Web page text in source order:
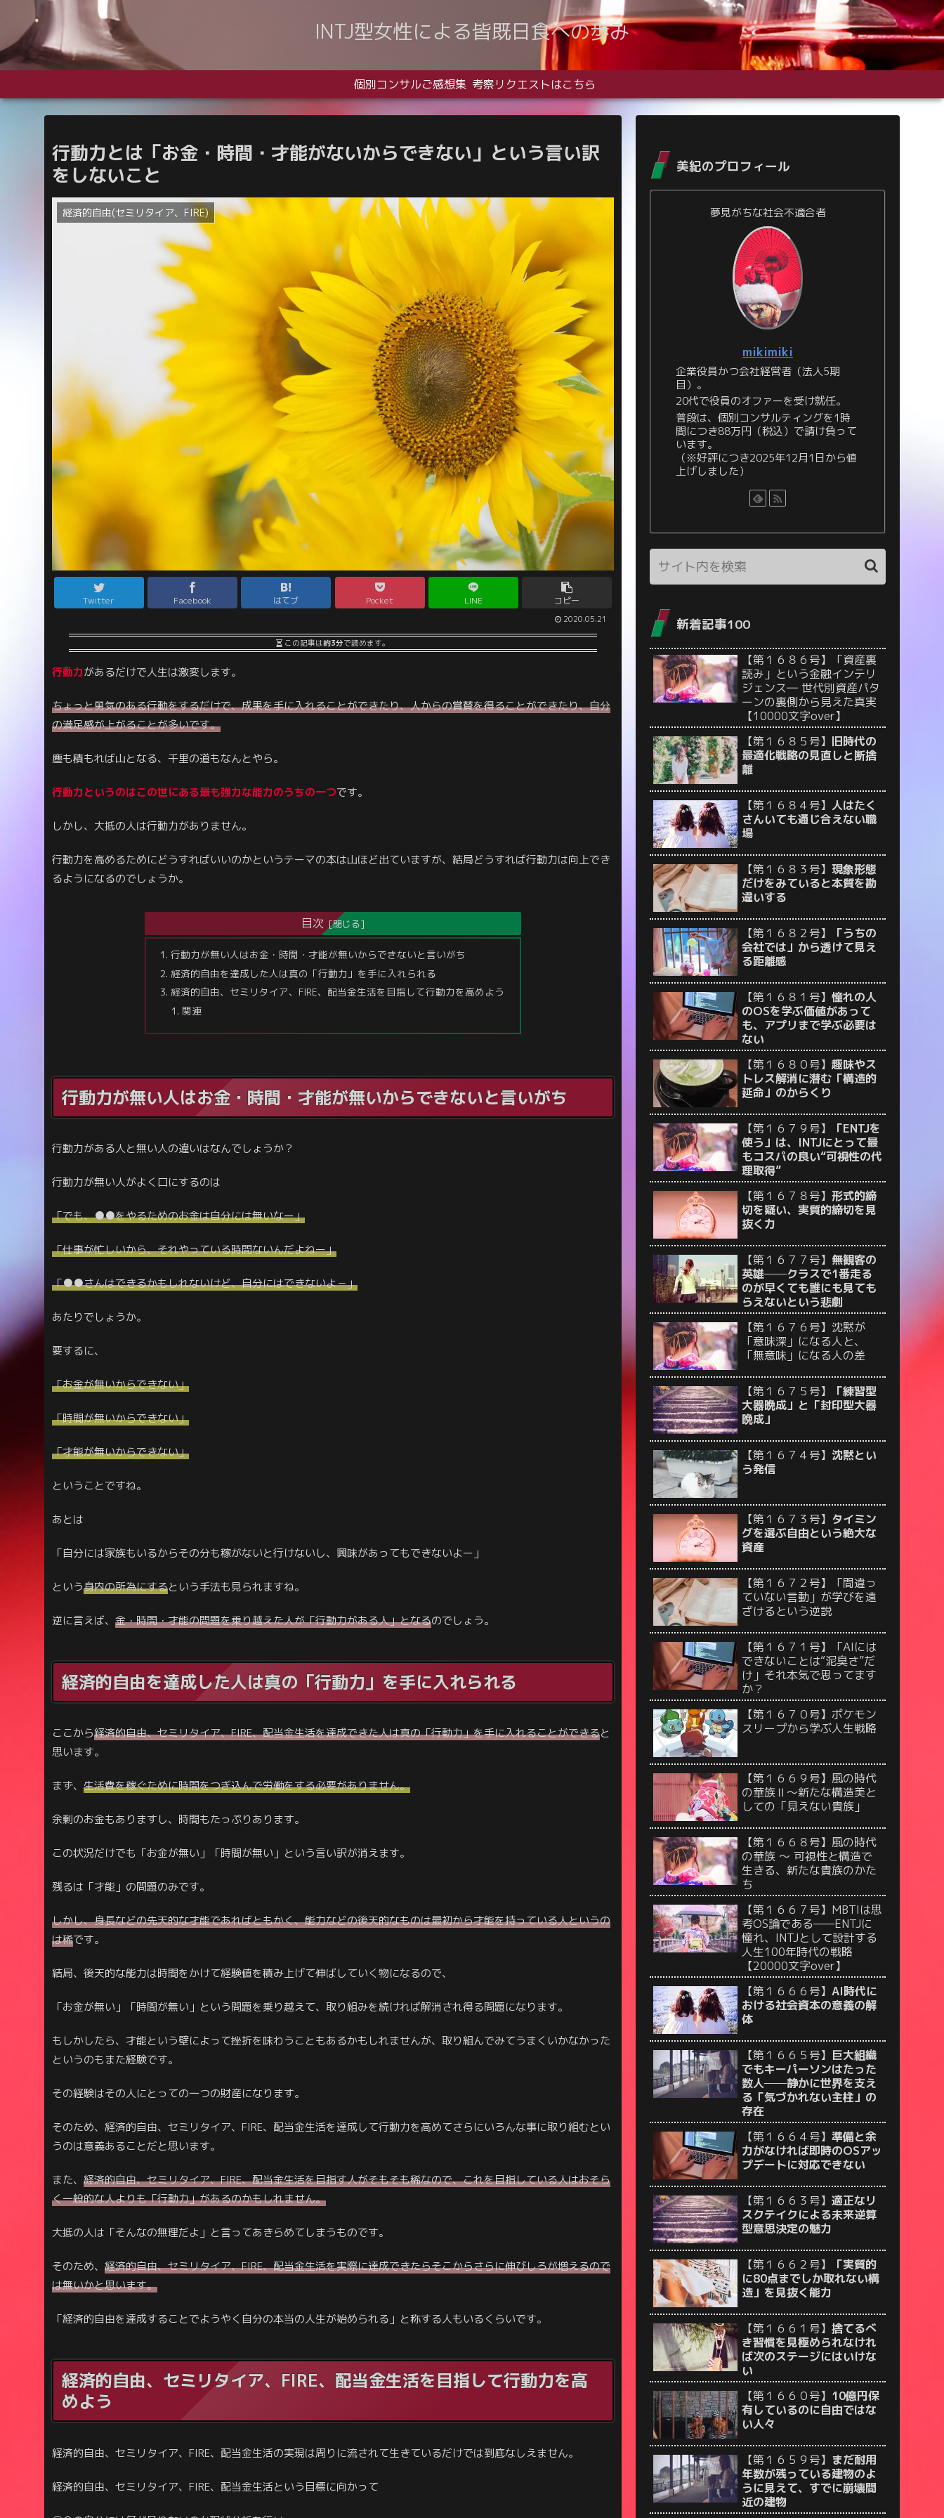
INTJ型女性による皆既日食への歩み
個別コンサルご感想集 考察リクエストはこちら
行動力とは「お金・時間・才能がないからできない」という言い訳
をしないこと
経済的自由(セミリタイア、FIRE)
Twitter Facebook はてブ Pocket LINE コピー
2020.05.21
この記事は約3分で読めます。
行動力があるだけで人生は激変します。
ちょっと勇気のある行動をするだけで、成果を手に入れることができたり、人からの賞賛を得ることができたり、自分
の満足感が上がることが多いです。
塵も積もれば山となる、千里の道もなんとやら。
行動力というのはこの世にある最も強力な能力のうちの一つです。
しかし、大抵の人は行動力がありません。
行動力を高めるためにどうすればいいのかというテーマの本は山ほど出ていますが、結局どうすれば行動力は向上でき
るようになるのでしょうか。
目次
行動力が無い人はお金・時間・才能が無いからできないと言いがち
経済的自由を達成した人は真の「行動力」を手に入れられる
経済的自由、セミリタイア、FIRE、配当金生活を目指して行動力を高めよう
関連
行動力が無い人はお金・時間・才能が無いからできないと言いがち
行動力がある人と無い人の違いはなんでしょうか？
行動力が無い人がよく口にするのは
「でも、●●をやるためのお金は自分には無いなー」
「仕事が忙しいから、それやっている時間ないんだよねー」
「●●さんはできるかもしれないけど、自分にはできないよ－」
あたりでしょうか。
要するに、
「お金が無いからできない」
「時間が無いからできない」
「才能が無いからできない」
ということですね。
あとは
「自分には家族もいるからその分も稼がないと行けないし、興味があってもできないよー」
という身内の所為にするという手法も見られますね。
逆に言えば、 金・時間・才能の問題を乗り越えた人が「行動力がある人」となるのでしょう。
経済的自由を達成した人は真の「行動力」を手に入れられる
ここから経済的自由、セミリタイア、FIRE、配当金生活を達成できた人は真の「行動力」を手に入れることができると
思います。
まず、 生活費を稼ぐために時間をつぎ込んで労働をする必要がありません。
余剰のお金もありますし、時間もたっぷりあります。
この状況だけでも「お金が無い」「時間が無い」という言い訳が消えます。
残るは「才能」の問題のみです。
しかし、身長などの先天的な才能であればともかく、能力などの後天的なものは最初から才能を持っている人というの
は稀です。
結局、後天的な能力は時間をかけて経験値を積み上げて伸ばしていく物になるので、
「お金が無い」「時間が無い」という問題を乗り越えて、取り組みを続ければ解消され得る問題になります。
もしかしたら、才能という壁によって挫折を味わうこともあるかもしれませんが、取り組んでみてうまくいかなかった
というのもまた経験です。
その経験はその人にとっての一つの財産になります。
そのため、経済的自由、セミリタイア、FIRE、配当金生活を達成して行動力を高めてさらにいろんな事に取り組むとい
うのは意義あることだと思います。
また、 経済的自由、セミリタイア、FIRE、配当金生活を目指す人がそもそも稀なので、これを目指している人はおそら
く一般的な人よりも「行動力」があるのかもしれません。
大抵の人は「そんなの無理だよ」と言ってあきらめてしまうものです。
そのため、 経済的自由、セミリタイア、FIRE、配当金生活を実際に達成できたらそこからさらに伸びしろが増えるので
は無いかと思います。
「経済的自由を達成することでようやく自分の本当の人生が始められる」と称する人もいるくらいです。
経済的自由、セミリタイア、FIRE、配当金生活を目指して行動力を高
めよう
経済的自由、セミリタイア、FIRE、配当金生活の実現は周りに流されて生きているだけでは到底なしえません。
経済的自由、セミリタイア、FIRE、配当金生活という目標に向かって
美紀のプロフィール
夢見がちな社会不適合者
mikimiki
企業役員かつ会社経営者（法人5期
目）。
20代で役員のオファーを受け就任。
普段は、個別コンサルティングを1時
間につき88万円（税込）で請け負って
います。
（※好評につき2025年12月1日から値
上げしました）
新着記事100
【第１６８６号】「資産裏
読み」という金融インテリ
ジェンス― 世代別資産パタ
ーンの裏側から見えた真実
【10000文字over】
【第１６８５号】 旧時代の
最適化戦略の見直しと断捨
離
【第１６８４号】 人はたく
さんいても通じ合えない職
場
【第１６８３号】 現象形態
だけをみていると本質を勘
違いする
【第１６８２号】
「うちの
会社では」から透けて見え
る距離感
【第１６８１号】 憧れの人
のOSを学ぶ価値があって
も、アプリまで学ぶ必要は
ない
【第１６８０号】 趣味やス
トレス解消に潜む「構造的
延命」のからくり
【第１６７９号】
「ENTJを
使う」は、INTJにとって最
もコスパの良い“可視性の代
理取得”
【第１６７８号】 形式的締
切を疑い、実質的締切を見
抜く力
【第１６７７号】 無観客の
英雄──クラスで1番走る
のが早くても誰にも見ても
らえないという悲劇
【第１６７６号】沈黙が
「意味深」になる人と、
「無意味」になる人の差
【第１６７５号】
「練習型
大器晩成」と「封印型大器
晩成」
【第１６７４号】 沈黙とい
う発信
【第１６７３号】 タイミン
グを選ぶ自由という絶大な
資産
【第１６７２号】「間違っ
ていない言動」が学びを遠
ざけるという逆説
【第１６７１号】「AIには
できないことは“泥臭さ”だ
け」それ本気で思ってます
か？
【第１６７０号】ポケモン
スリープから学ぶ人生戦略
【第１６６９号】風の時代
の華族Ⅱ〜新たな構造美と
しての「見えない貴族」
【第１６６８号】風の時代
の華族 〜 可視性と構造で
生きる、新たな貴族のかた
ち
【第１６６７号】MBTIは思
考OS論である——ENTJに
憧れ、INTJとして設計する
人生100年時代の戦略
【20000文字over】
【第１６６６号】 AI時代に
おける社会資本の意義の解
体
【第１６６５号】 巨大組織
でもキーパーソンはたった
数人──静かに世界を支え
る「気づかれない主柱」の
存在
【第１６６４号】 準備と余
力がなければ即時のOSアッ
プデートに対応できない
【第１６６３号】 適正なリ
スクテイクによる未来逆算
型意思決定の魅力
【第１６６２号】
「実質的
に80点までしか取れない構
造」を見抜く能力
【第１６６１号】 捨てるべ
き習慣を見極められなけれ
ば次のステージにはいけな
い
【第１６６０号】 10億円保
有しているのに自由ではな
い人々
【第１６５９号】 まだ耐用
年数が残っている建物のよ
うに見えて、すでに崩壊間
近の建物